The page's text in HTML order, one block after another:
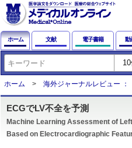
ホーム 文献 電子書籍 動
ホーム 海外ジャーナルレビュー ：
ECGでLV不全を予測
Machine Learning Assessment of
Based on Electrocardiographic